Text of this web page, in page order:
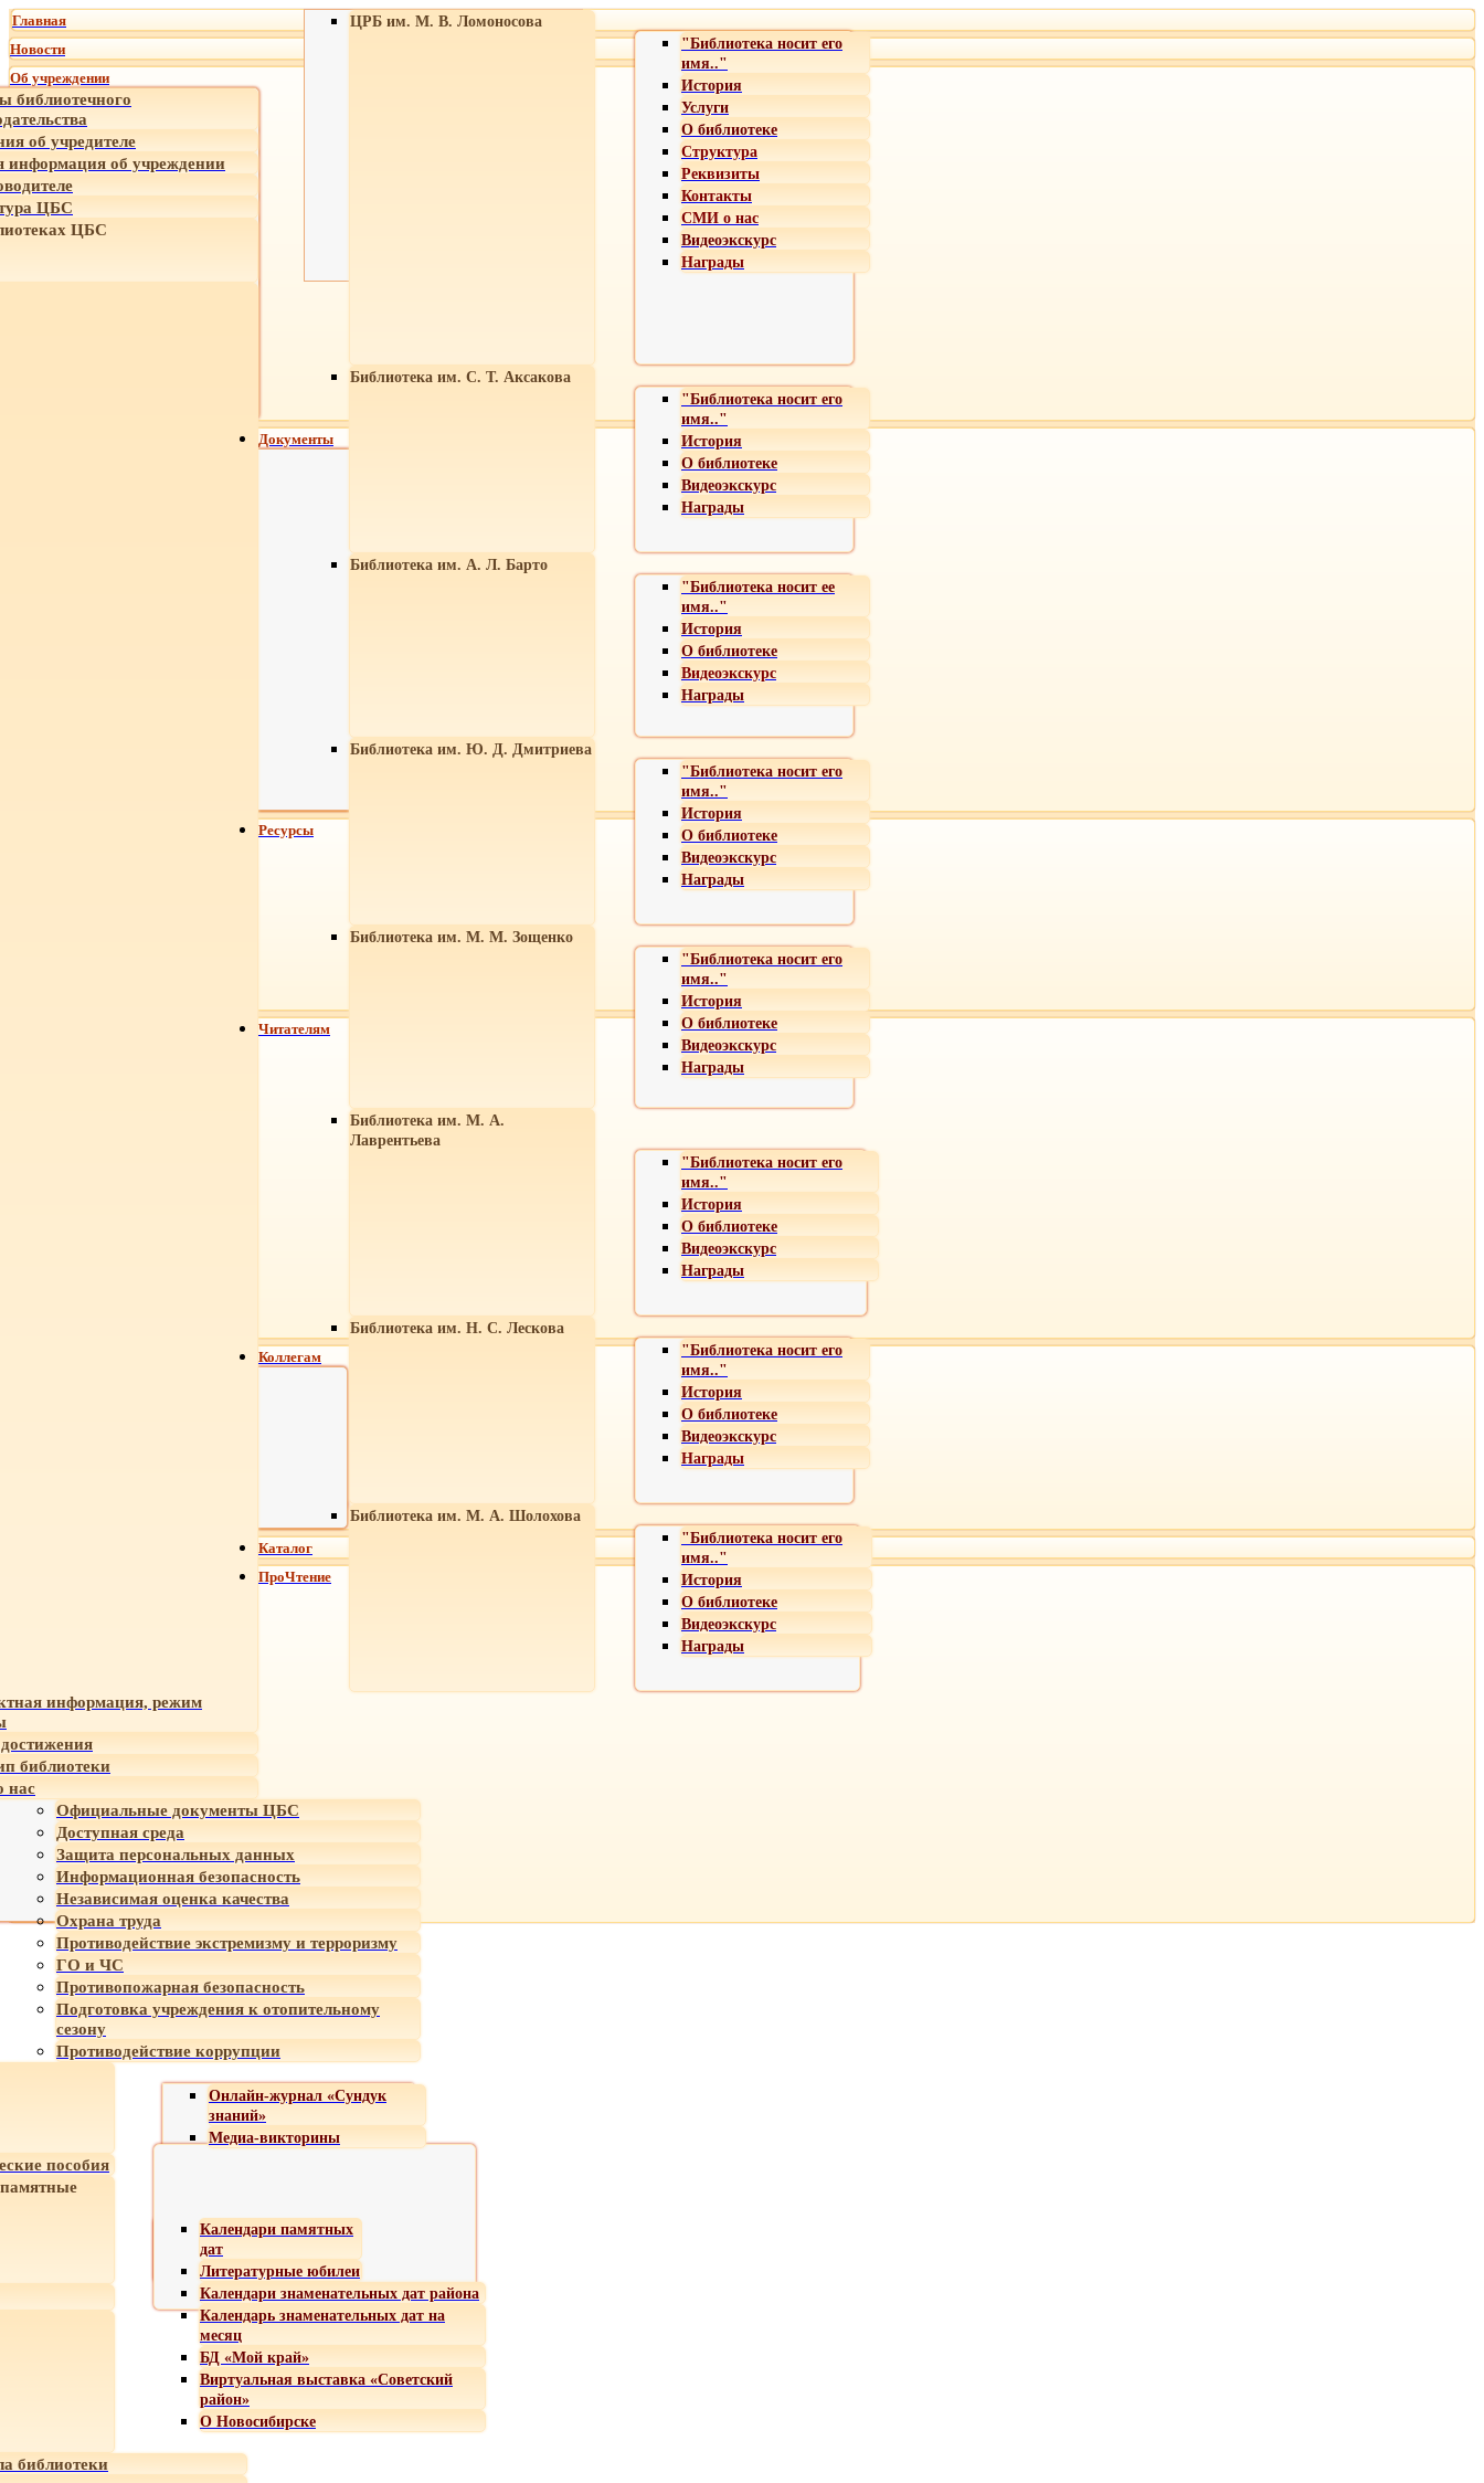
Главная
Новости
Об учреждении
библиотечного
об учредителе
об учреждении
ЦБС
ЦБС
ЦРБ им. М. В. Ломоносова
"Библиотека носит его
имя.."
История
Услуги
О библиотеке
Структура
Реквизиты
Контакты
СМИ о нас
Видеоэкскурс
Награды
Библиотека им. С. Т. Аксакова
"Библиотека носит его
имя.."
История
О библиотеке
Видеоэкскурс
Награды
Библиотека им. А. Л. Барто
"Библиотека носит ее
имя.."
История
О библиотеке
Видеоэкскурс
Награды
Библиотека им. Ю. Д. Дмитриева
"Библиотека носит его
имя.."
История
О библиотеке
Видеоэкскурс
Награды
Библиотека им. М. М. Зощенко
"Библиотека носит его
имя.."
История
О библиотеке
Видеоэкскурс
Награды
Библиотека им. М. А.
Лаврентьева
"Библиотека носит его
имя.."
История
О библиотеке
Видеоэкскурс
Награды
Библиотека им. Н. С. Лескова
"Библиотека носит его
имя.."
История
О библиотеке
Видеоэкскурс
Награды
Библиотека им. М. А. Шолохова
"Библиотека носит его
имя.."
История
О библиотеке
Видеоэкскурс
Награды
информация, режим
библиотеки
нас
Документы
Официальные документы ЦБС
Доступная среда
Защита персональных данных
Информационная безопасность
Независимая оценка качества
Охрана труда
Противодействие экстремизму и терроризму
ГО и ЧС
Противопожарная безопасность
Подготовка учреждения к отопительному
сезону
Противодействие коррупции
Ресурсы
Онлайн-журнал «Сундук
знаний»
Медиа-викторины
пособия
Календари памятных
дат
Литературные юбилеи
Календари знаменательных дат района
Календарь знаменательных дат на
месяц
БД «Мой край»
Виртуальная выставка «Советский
район»
О Новосибирске
Читателям
библиотеки
Коллегам
Каталог
ПроЧтение